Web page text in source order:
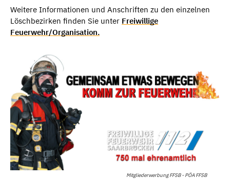
Weitere Informationen und Anschriften zu den einzelnen
Löschbezirken finden Sie unter Freiwillige
Feuerwehr/Organisation.
Mitgliederwerbung FFSB - PÖA FFSB